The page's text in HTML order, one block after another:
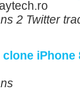
2 Twitter
iPhone